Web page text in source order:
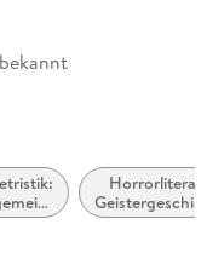
und